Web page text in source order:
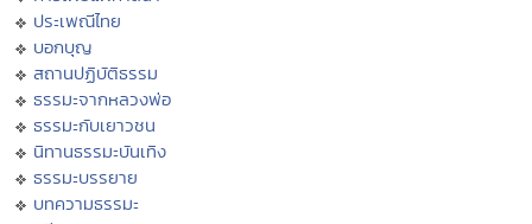
ประเพณีไทย
บอกบุญ
สถานปฏิบัติธรรม
ธรรมะจากหลวงพ่อ
ธรรมะกับเยาวชน
นิทานธรรมะบันเทิง
ธรรมะบรรยาย
บทความธรรมะ